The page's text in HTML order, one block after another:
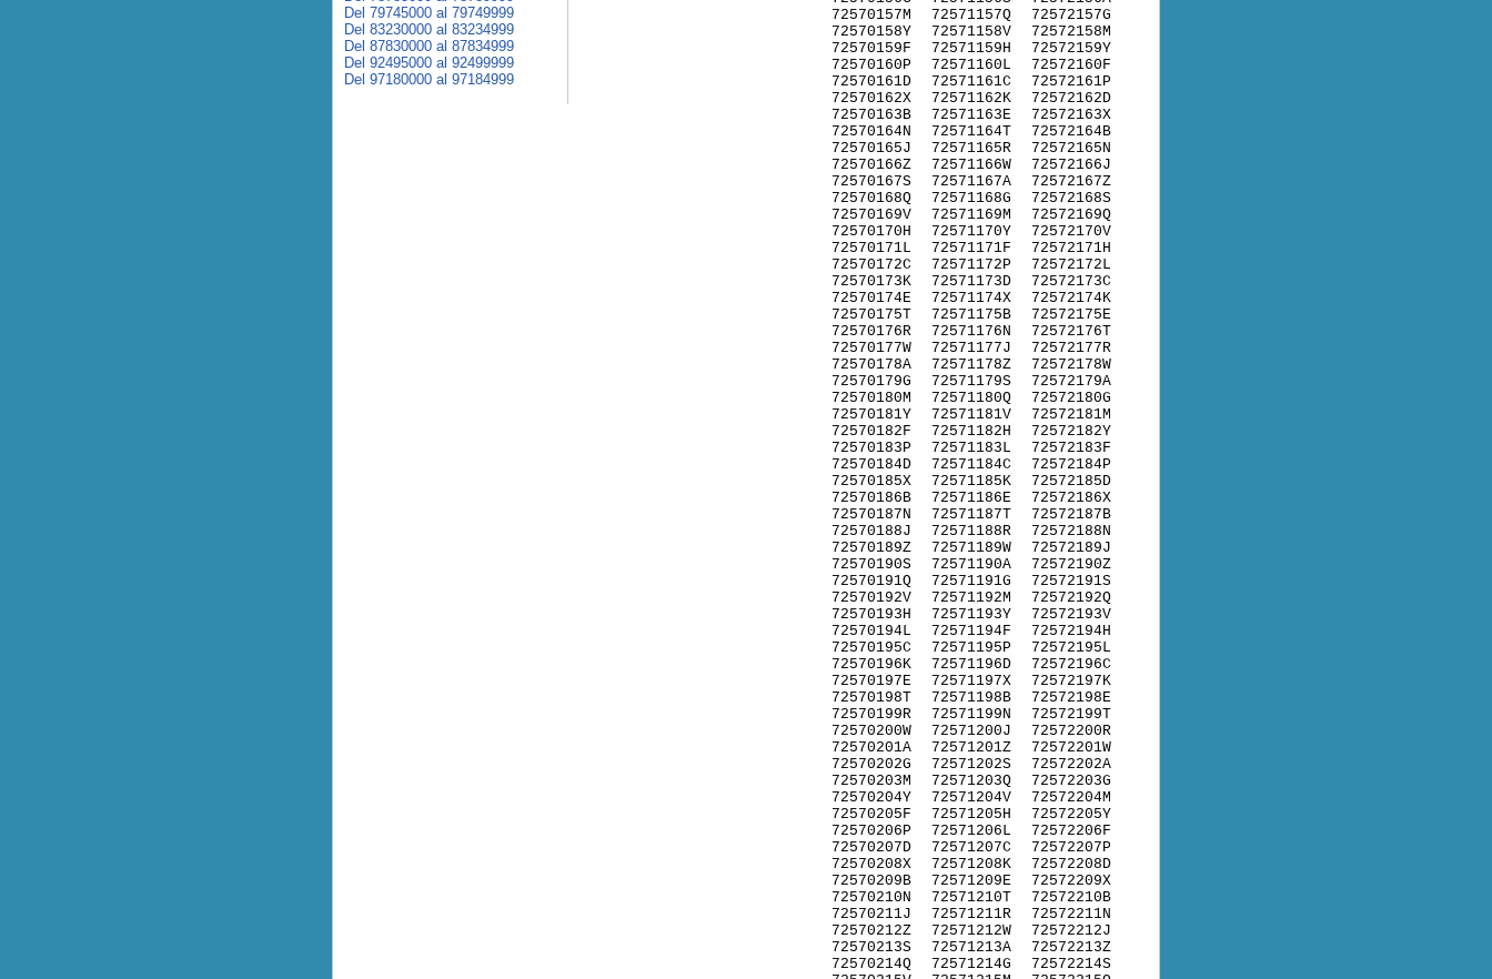
72570157M
72570158Y
72570159F
72570160P
72570161D
72570162X
72570163B
72570164N
72570165J
72570166Z
72570167S
72570168Q
72570169V
72570170H
72570171L
72570172C
72570173K
72570174E
72570175T
72570176R
72570177W
72570178A
72570179G
72570180M
72570181Y
72570182F
72570183P
72570184D
72570185X
72570186B
72570187N
72570188J
72570189Z
72570190S
72570191Q
72570192V
72570193H
72570194L
72570195C
72570196K
72570197E
72570198T
72570199R
72570200W
72570201A
72570202G
72570203M
72570204Y
72570205F
72570206P
72570207D
72570208X
72570209B
72570210N
72570211J
72570212Z
72570213S
72570214Q
72571157Q
72571158V
72571159H
72571160L
72571161C
72571162K
72571163E
72571164T
72571165R
72571166W
72571167A
72571168G
72571169M
72571170Y
72571171F
72571172P
72571173D
72571174X
72571175B
72571176N
72571177J
72571178Z
72571179S
72571180Q
72571181V
72571182H
72571183L
72571184C
72571185K
72571186E
72571187T
72571188R
72571189W
72571190A
72571191G
72571192M
72571193Y
72571194F
72571195P
72571196D
72571197X
72571198B
72571199N
72571200J
72571201Z
72571202S
72571203Q
72571204V
72571205H
72571206L
72571207C
72571208K
72571209E
72571210T
72571211R
72571212W
72571213A
72571214G
72572157G
72572158M
72572159Y
72572160F
72572161P
72572162D
72572163X
72572164B
72572165N
72572166J
72572167Z
72572168S
72572169Q
72572170V
72572171H
72572172L
72572173C
72572174K
72572175E
72572176T
72572177R
72572178W
72572179A
72572180G
72572181M
72572182Y
72572183F
72572184P
72572185D
72572186X
72572187B
72572188N
72572189J
72572190Z
72572191S
72572192Q
72572193V
72572194H
72572195L
72572196C
72572197K
72572198E
72572199T
72572200R
72572201W
72572202A
72572203G
72572204M
72572205Y
72572206F
72572207P
72572208D
72572209X
72572210B
72572211N
72572212J
72572213Z
72572214S
Del 79745000 al 79749999
Del 83230000 al 83234999
Del 87830000 al 87834999
Del 92495000 al 92499999
Del 97180000 al 97184999